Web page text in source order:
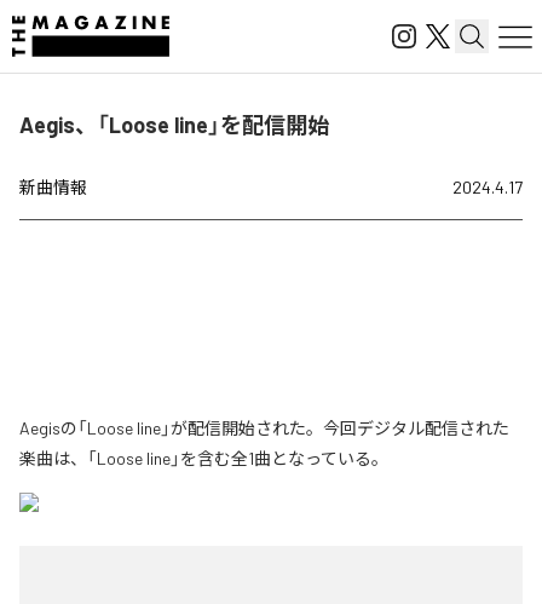
Aegis、「Loose line」を配信開始
新曲情報 2024.4.17
Aegisの「Loose line」が配信開始された。今回デジタル配信された
楽曲は、「Loose line」を含む全1曲となっている。